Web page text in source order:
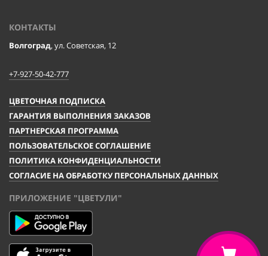
КОНТАКТЫ
Волгоград, ул. Советская, 12
+7-927-50-42-777
ЦВЕТОЧНАЯ ПОДПИСКА
ГАРАНТИЯ ВЫПОЛНЕНИЯ ЗАКАЗОВ
ПАРТНЕРСКАЯ ПРОГРАММА
ПОЛЬЗОВАТЕЛЬСКОЕ СОГЛАШЕНИЕ
ПОЛИТИКА КОНФИДЕНЦИАЛЬНОСТИ
СОГЛАСИЕ НА ОБРАБОТКУ ПЕРСОНАЛЬНЫХ ДАННЫХ
ПРИЛОЖЕНИЕ "ЦВЕТУЛИ"